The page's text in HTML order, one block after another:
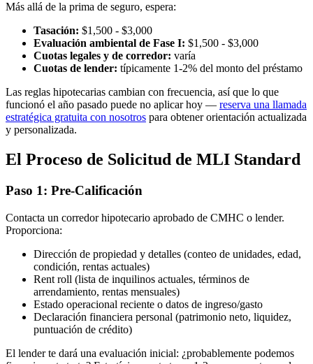
Más allá de la prima de seguro, espera:
Tasación: $1,500 - $3,000
Evaluación ambiental de Fase I: $1,500 - $3,000
Cuotas legales y de corredor: varía
Cuotas de lender: típicamente 1-2% del monto del préstamo
Las reglas hipotecarias cambian con frecuencia, así que lo que
funcionó el año pasado puede no aplicar hoy — reserva una llamada
estratégica gratuita con nosotros para obtener orientación actualizada
y personalizada.
El Proceso de Solicitud de MLI Standard
Paso 1: Pre-Calificación
Contacta un corredor hipotecario aprobado de CMHC o lender.
Proporciona:
Dirección de propiedad y detalles (conteo de unidades, edad,
condición, rentas actuales)
Rent roll (lista de inquilinos actuales, términos de
arrendamiento, rentas mensuales)
Estado operacional reciente o datos de ingreso/gasto
Declaración financiera personal (patrimonio neto, liquidez,
puntuación de crédito)
El lender te dará una evaluación inicial: ¿probablemente podemos